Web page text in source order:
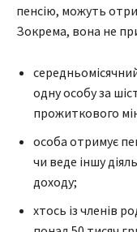
пенсію, можуть
Зокрема, вона не
одну особу за
прожиткового
особа отримує
чи веде іншу
доходу;
хтось із членів